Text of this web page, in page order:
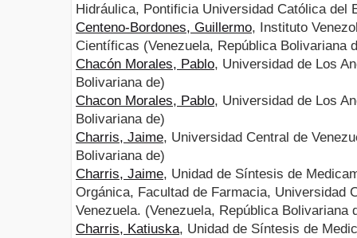
Hidráulica, Pontificia Universidad Católica del
Centeno-Bordones, Guillermo, Instituto
Científicas (Venezuela, República Bolivariana
Chacón Morales, Pablo, Universidad de Los
Bolivariana de)
Chacon Morales, Pablo, Universidad de Los
Bolivariana de)
Charris, Jaime, Universidad Central de
Bolivariana de)
Charris, Jaime, Unidad de Síntesis de
Orgánica, Facultad de Farmacia, Universidad
Venezuela. (Venezuela, República Bolivariana
Charris, Katiuska, Unidad de Síntesis de